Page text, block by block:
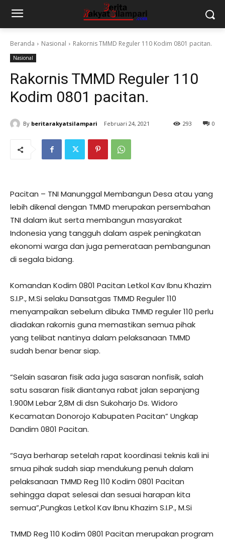
Beranda Nasional Rakornis TMMD Reguler 110 Kodim 0801 pacitan.
Nasional
Rakornis TMMD Reguler 110
Kodim 0801 pacitan.
By beritarakyatsilampari Februari 24, 2021 0
293
Pacitan – TNI Manunggal Membangun Desa atau yang
lebih dikenal dengan TMMD merupakan persembahan
TNI dalam ikut serta membangun masyarakat
Indonesia yang tangguh dalam aspek peningkatan
ekonomi warga dan juga pemerataan pembangunan
di segala bidang.
Komandan Kodim 0801 Pacitan Letkol Kav Ibnu Khazim
S.I.P., M.Si selaku Dansatgas TMMD Reguler 110
menyampaikan sebelum dibuka TMMD reguler 110 perlu
diadakan rakornis guna memastikan semua pihak
yang telibat nantinya dalam pelaksanaan TMMD
sudah benar benar siap.
“Selain sasaran fisik ada juga sasaran nonfisik, salah
satu sasaran fisik diantanya rabat jalan sepanjang
1.900M Lebar 2,8M di dsn Sukoharjo Ds. Widoro
Kecamatan Donorojo Kabupaten Pacitan” Ungkap
Dandim 0801 Pacitan.
“Saya berharap setelah rapat koordinasi teknis kali ini
smua pihak sudah siap mendukung penuh dalam
pelaksanaan TMMD Reg 110 Kodim 0801 Pacitan
sehingga dapat selesai dan sesuai harapan kita
semua”,Pungkas Letkol Kav Ibnu Khazim S.I.P., M.Si
TMMD Reg 110 Kodim 0801 Pacitan merupakan program